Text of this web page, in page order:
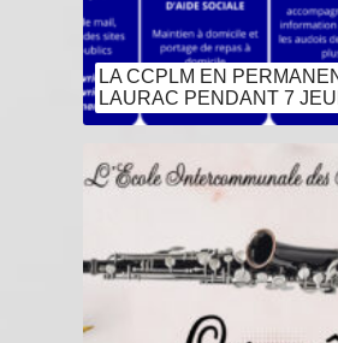
LA CCPLM EN
LAURAC PENDANT 7